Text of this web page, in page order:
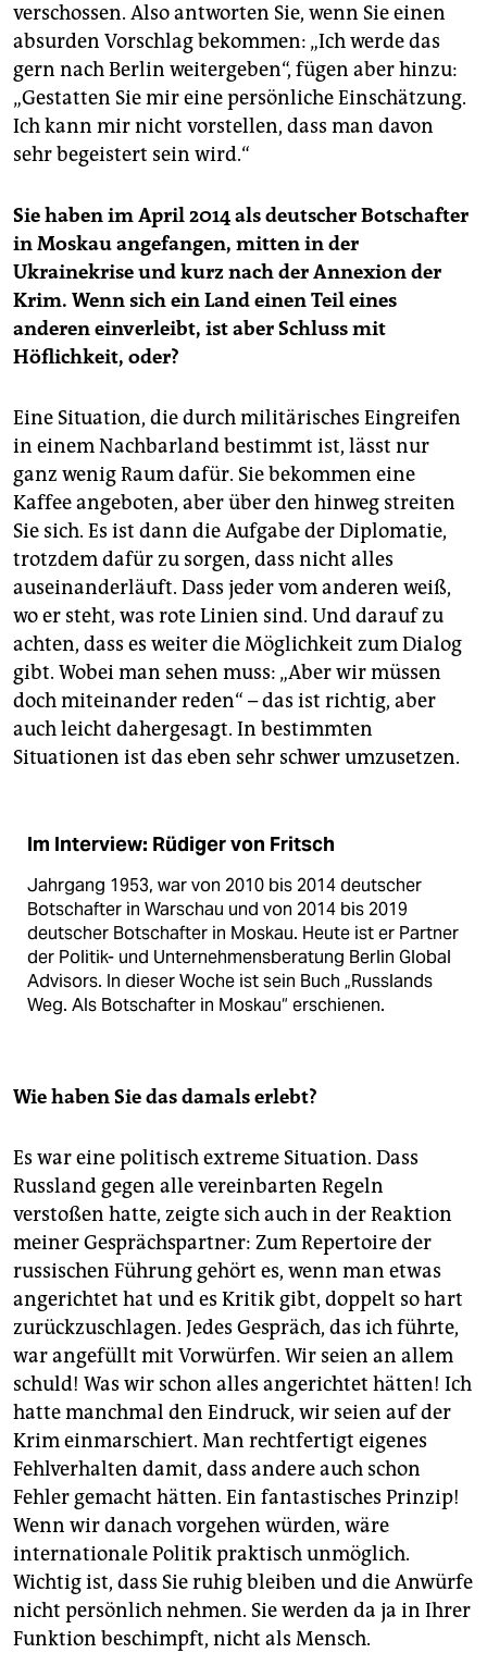
verschossen. Also antworten Sie, wenn Sie einen
absurden Vorschlag bekommen: „Ich werde das
gern nach Berlin weitergeben“, fügen aber hinzu:
„Gestatten Sie mir eine persönliche Einschätzung.
Ich kann mir nicht vorstellen, dass man davon
sehr begeistert sein wird.“
Sie haben im April 2014 als deutscher Botschafter
in Moskau angefangen, mitten in der
Ukrainekrise und kurz nach der Annexion der
Krim. Wenn sich ein Land einen Teil eines
anderen einverleibt, ist aber Schluss mit
Höflichkeit, oder?
Eine Situation, die durch militärisches Eingreifen
in einem Nachbarland bestimmt ist, lässt nur
ganz wenig Raum dafür. Sie bekommen eine
Kaffee angeboten, aber über den hinweg streiten
Sie sich. Es ist dann die Aufgabe der Diplomatie,
trotzdem dafür zu sorgen, dass nicht alles
auseinanderläuft. Dass jeder vom anderen weiß,
wo er steht, was rote Linien sind. Und darauf zu
achten, dass es weiter die Möglichkeit zum Dialog
gibt. Wobei man sehen muss: „Aber wir müssen
doch miteinander reden“ – das ist richtig, aber
auch leicht dahergesagt. In bestimmten
Situationen ist das eben sehr schwer umzusetzen.
Im Interview: Rüdiger von Fritsch
Jahrgang 1953, war von 2010 bis 2014 deutscher
Botschafter in Warschau und von 2014 bis 2019
deutscher Botschafter in Moskau. Heute ist er Partner
der Politik- und Unternehmensberatung Berlin Global
Advisors. In dieser Woche ist sein Buch „Russlands
Weg. Als Botschafter in Moskau“ erschienen.
Wie haben Sie das damals erlebt?
Es war eine politisch extreme Situation. Dass
Russland gegen alle vereinbarten Regeln
verstoßen hatte, zeigte sich auch in der Reaktion
meiner Gesprächspartner: Zum Repertoire der
russischen Führung gehört es, wenn man etwas
angerichtet hat und es Kritik gibt, doppelt so hart
zurückzuschlagen. Jedes Gespräch, das ich führte,
war angefüllt mit Vorwürfen. Wir seien an allem
schuld! Was wir schon alles angerichtet hätten! Ich
hatte manchmal den Eindruck, wir seien auf der
Krim einmarschiert. Man rechtfertigt eigenes
Fehlverhalten damit, dass andere auch schon
Fehler gemacht hätten. Ein fantastisches Prinzip!
Wenn wir danach vorgehen würden, wäre
internationale Politik praktisch unmöglich.
Wichtig ist, dass Sie ruhig bleiben und die Anwürfe
nicht persönlich nehmen. Sie werden da ja in Ihrer
Funktion beschimpft, nicht als Mensch.